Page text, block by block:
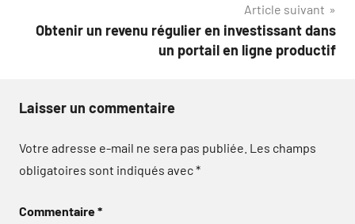
Article suivant
Obtenir un revenu régulier en investissant dans
un portail en ligne productif
Laisser un commentaire
Votre adresse e-mail ne sera pas publiée. Les champs
obligatoires sont indiqués avec*
Commentaire*